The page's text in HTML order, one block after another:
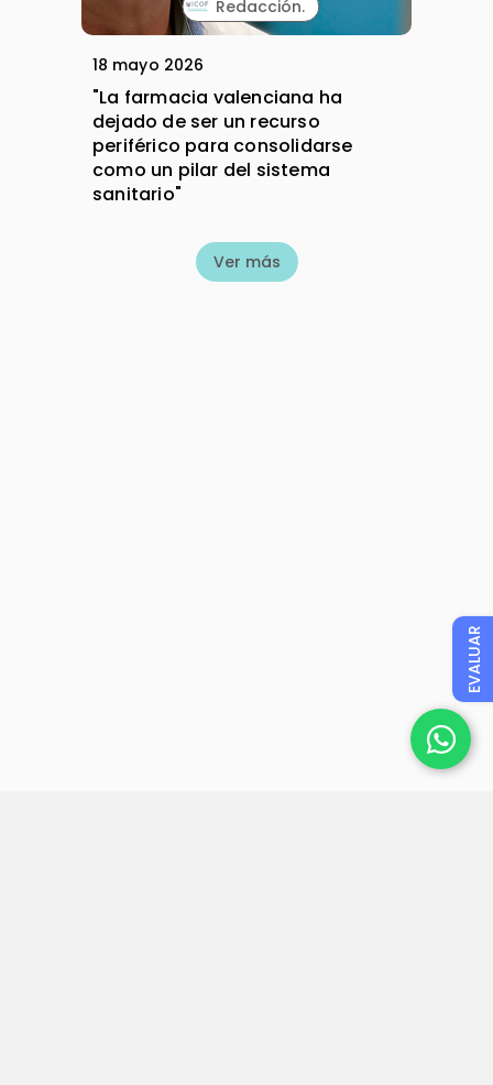
Redacción.
18 mayo 2026
"La farmacia valenciana ha
dejado de ser un recurso
periférico para consolidarse
como un pilar del sistema
sanitario"
Ver más
EVALUAR